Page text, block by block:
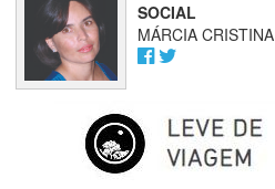
SOCIAL
MÁRCIA CRISTINA